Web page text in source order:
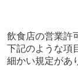
飲食店の営業許
下記のような項
細かい規定があ